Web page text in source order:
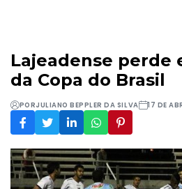
Lajeadense perde
da Copa do Brasil
PORJULIANO BEPPLER DA SILVA 17 DE